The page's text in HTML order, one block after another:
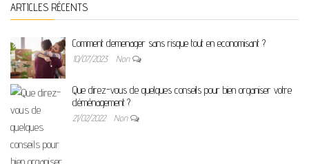
ARTICLES RÉCENTS
Comment demenager sans risque tout en economisant ?
10/07/2023 Non
Que direz-vous de quelques conseils pour bien organiser votre
déménagement ?
21/02/2022 Non